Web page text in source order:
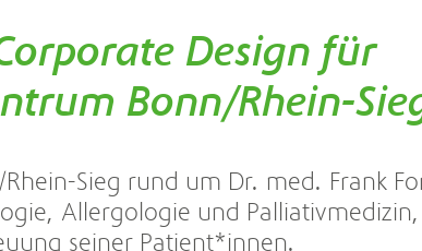
Design für
Bonn/Rhein-
Sieg rund um Dr. med. Frank
Allergologie und
seiner Patient*innen.